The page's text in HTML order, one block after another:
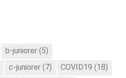
b-juniorer (5)
c-juniorer (7) COVID19 (18)